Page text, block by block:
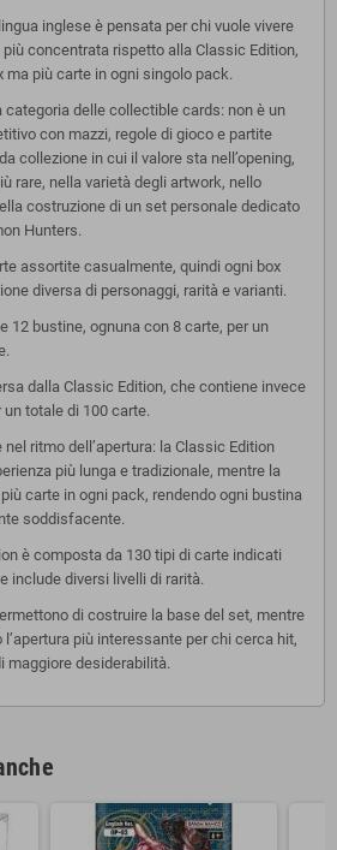
inglese è pensata per chi vuole vivere
più concentrata rispetto alla Classic Edition,
ma più carte in ogni singolo pack.
categoria delle collectible cards: non è un
con mazzi, regole di gioco e partite
collezione in cui il valore sta nell’opening,
rare, nella varietà degli artwork, nello
costruzione di un set personale dedicato
Hunters.
assortite casualmente, quindi ogni box
diversa di personaggi, rarità e varianti.
12 bustine, ognuna con 8 carte, per un
dalla Classic Edition, che contiene invece
totale di 100 carte.
ritmo dell’apertura: la Classic Edition
più lunga e tradizionale, mentre la
carte in ogni pack, rendendo ogni bustina
soddisfacente.
è composta da 130 tipi di carte indicati
include diversi livelli di rarità.
di costruire la base del set, mentre
l’apertura più interessante per chi cerca hit,
maggiore desiderabilità.